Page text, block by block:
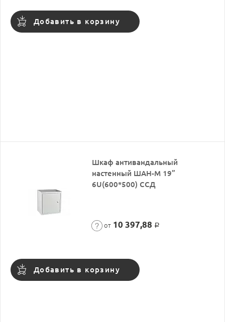
Добавить в корзину
Шкаф антивандальный
настенный ШАН-М 19”
6U(600*500) ССД
от 10 397,88 Р
Добавить в корзину